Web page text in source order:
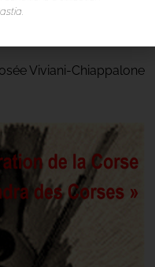
Viviani-Chiappalone